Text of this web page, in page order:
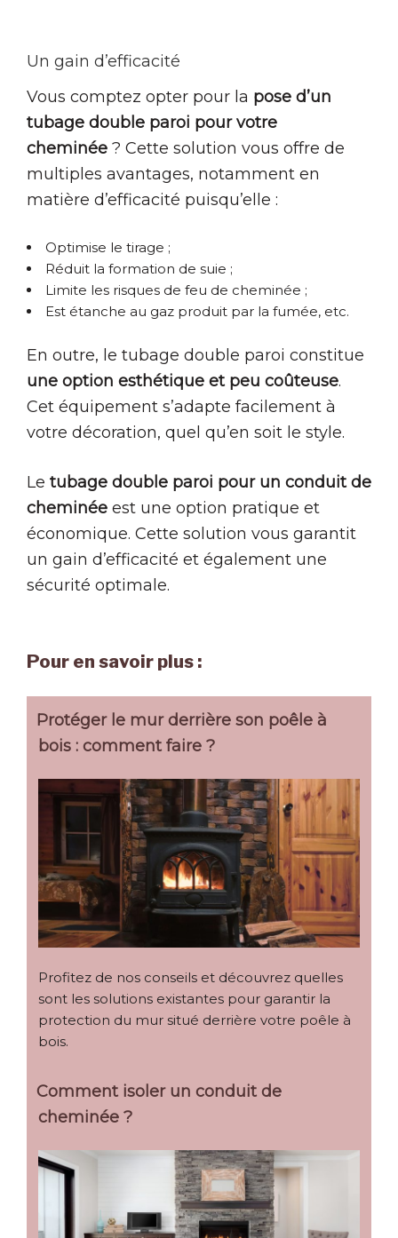
Un gain d’efficacité
Vous comptez opter pour la pose d’un
tubage double paroi pour votre
cheminée ? Cette solution vous offre de
multiples avantages, notamment en
matière d’efficacité puisqu’elle :
Optimise le tirage ;
Réduit la formation de suie ;
Limite les risques de feu de cheminée ;
Est étanche au gaz produit par la fumée, etc.
En outre, le tubage double paroi constitue
une option esthétique et peu coûteuse.
Cet équipement s’adapte facilement à
votre décoration, quel qu’en soit le style.
Le tubage double paroi pour un conduit de
cheminée est une option pratique et
économique. Cette solution vous garantit
un gain d’efficacité et également une
sécurité optimale.
Pour en savoir plus :
Protéger le mur derrière son poêle à
bois : comment faire ?
Profitez de nos conseils et découvrez quelles
sont les solutions existantes pour garantir la
protection du mur situé derrière votre poêle à
bois.
Comment isoler un conduit de
cheminée ?